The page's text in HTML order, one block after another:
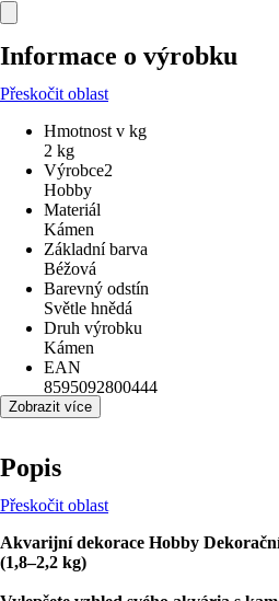
Informace o výrobku
Přeskočit oblast
Hmotnost v kg
2 kg
Výrobce2
Hobby
Materiál
Kámen
Základní barva
Béžová
Barevný odstín
Světle hnědá
Druh výrobku
Kámen
EAN
8595092800444
Zobrazit více
Popis
Přeskočit oblast
Akvarijní dekorace Hobby
(1,8–2,2 kg)